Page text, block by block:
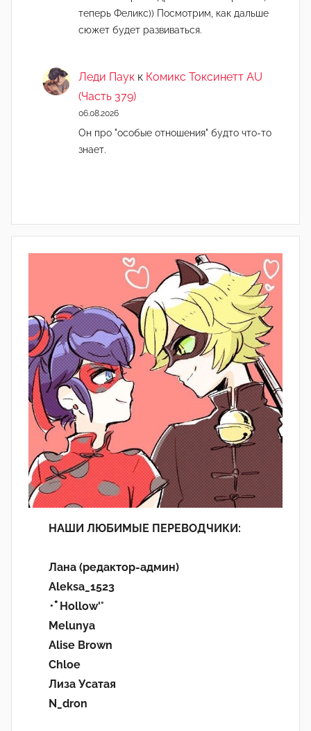
теперь Феликс)) Посмотрим, как дальше
сюжет будет развиваться.
Леди Паук к Комикс Токсинетт AU
(Часть 379)
06.08.2026
Он про "особые отношения" будто что-то
знает.
НАШИ ЛЮБИМЫЕ ПЕРЕВОДЧИКИ:
Лана (редактор-админ)
Aleksa_1523
･ﾟHollow'°
Melunya
Alise Brown
Chloe
Лиза Усатая
N_dron